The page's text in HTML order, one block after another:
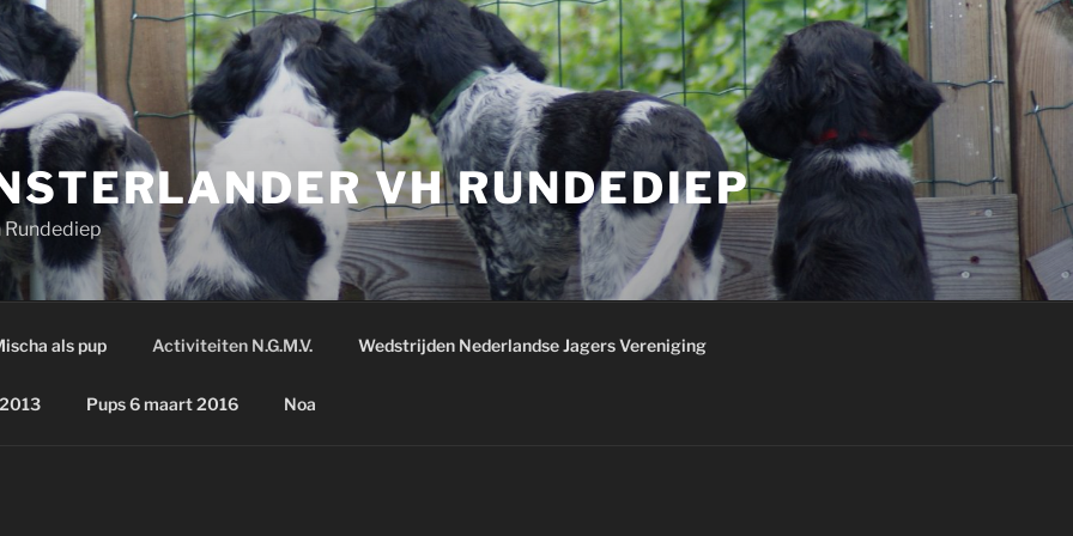
VH RUNDEDIEP
Rundediep
als pup Activiteiten N.G.M.V. Wedstrijden Nederlandse Jagers Vereniging
Pups 6 maart 2016 Noa